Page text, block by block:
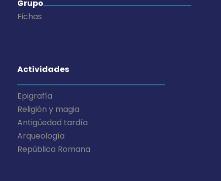
Grupo
Fichas
Actividades
Epigrafía
Religión y magia
Antigüedad tardía
Arqueología
República Romana